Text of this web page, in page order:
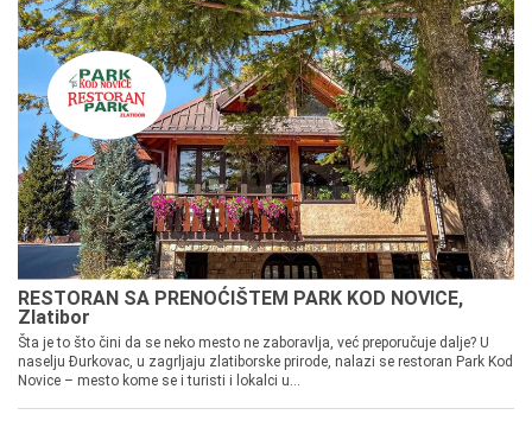
RESTORAN SA PRENOĆIŠTEM PARK KOD NOVICE,
Zlatibor
Šta je to što čini da se neko mesto ne zaboravlja, već preporučuje dalje? U
naselju Đurkovac, u zagrljaju zlatiborske prirode, nalazi se restoran Park Kod
Novice – mesto kome se i turisti i lokalci u...